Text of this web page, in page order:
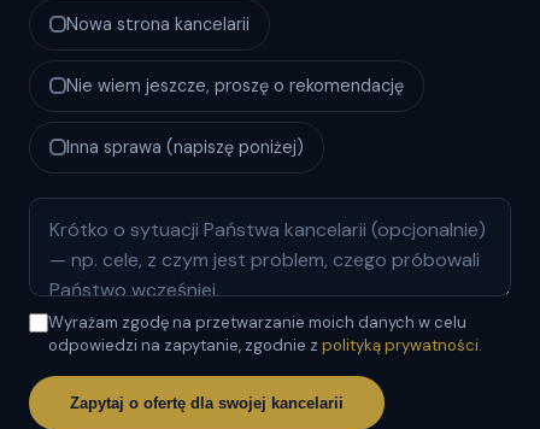
Nowa strona kancelarii
Nie wiem jeszcze, proszę o rekomendację
Inna sprawa (napiszę poniżej)
Wyrażam zgodę na przetwarzanie moich danych w celu
odpowiedzi na zapytanie, zgodnie z polityką prywatności.
Zapytaj o ofertę dla swojej kancelarii